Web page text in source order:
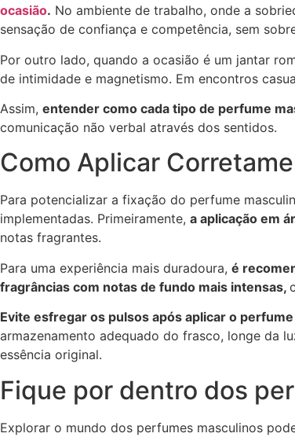
ocasião. No ambiente de trabalho, onde a
sensação de confiança e competência, sem
Por outro lado, quando a ocasião é um jantar
de intimidade e magnetismo. Em encontros
Assim, entender como cada tipo de perfume
comunicação não verbal através dos sentidos.
Como Aplicar
Para potencializar a fixação do perfume
implementadas. Primeiramente, a aplicação em
notas fragrantes.
Para uma experiência mais duradoura, é
fragrâncias com notas de fundo mais intensas,
Evite esfregar os pulsos após aplicar o
armazenamento adequado do frasco, longe da
essência original.
Fique por dentro dos
Explorar o mundo dos perfumes masculinos